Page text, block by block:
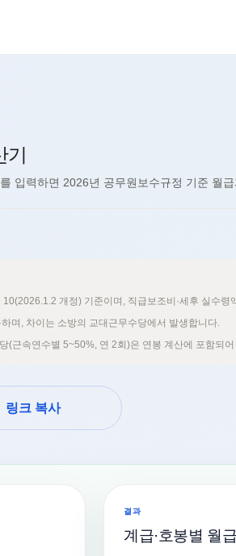
입력하면 2026년 공무원보수규정 기준 월
개정) 기준이며, 직급보조비·세후 실수
며, 차이는 소방의 교대근무수당에서 발생합니다.
(근속연수별 5~50%, 연 2회)은 연봉 계산에 포함되
링크 복사
결과
계급·호봉별 월